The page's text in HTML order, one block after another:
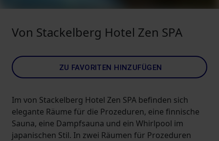
Von Stackelberg Hotel Zen SPA
ZU FAVORITEN HINZUFÜGEN
Im von Stackelberg Hotel Zen SPA befinden sich
elegante Räume für die Prozeduren, eine finnische
Sauna, eine Dampfsauna und ein Whirlpool im
japanischen Stil. In zwei Räumen für Prozeduren